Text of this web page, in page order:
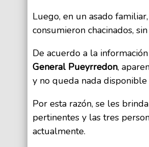
Luego, en un asado
consumieron chacinados,
De acuerdo a la
General Pueyrredon,
y no queda nada disponible
Por esta razón, se les
pertinentes y las tres
actualmente.